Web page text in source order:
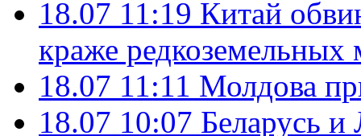
18.07 11:19 Китай
краже редкоземельных
18.07 11:11 Молдова
18.07 10:07 Беларусь